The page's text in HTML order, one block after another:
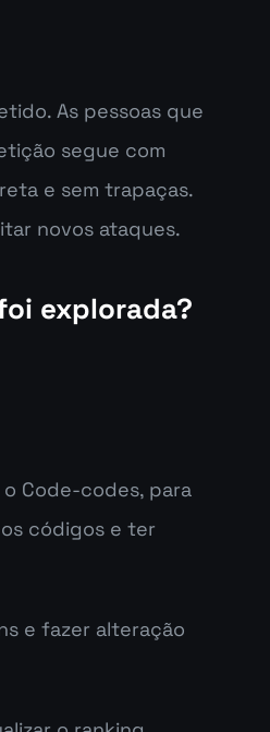
As pessoas que
segue com
e sem trapaças.
novos ataques.
explorada?
Code-codes, para
códigos e ter
e fazer alteração